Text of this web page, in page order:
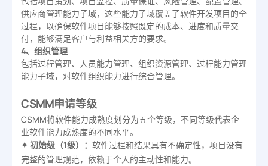
供应商管理能力子域，这些能力子域覆盖了软件开发项目的全
过程，以确保软件项目能够按照既定的成本、进度和质量交
付，能够满足客户与利益相关方的要求。
4、组织管理
包括过程管理、人员能力管理、组织资源管理、过程能力管理
能力子域，对软件组织能力进行综合管理。
CSMM申请等级
CSMM将软件能力成熟度划分为五个等级，不同等级代表企
业软件能力成熟度的不同水平。
✦ 初始级（1级）： 软件过程和结果具有不确定性，项目没有
完整的管理规范，依赖于个人的主动性和能力。